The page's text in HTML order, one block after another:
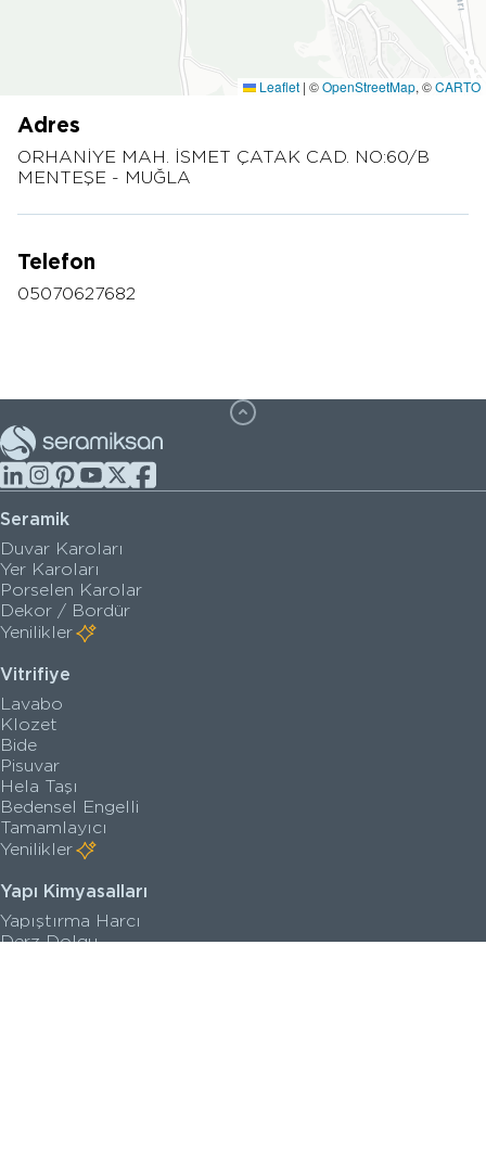
Adres
ORHANİYE MAH. İSMET ÇATAK CAD. NO:60/B
MENTEŞE - MUĞLA
Telefon
05070627682
Leaflet | ©OpenStreetMap, ©CARTO
Seramik
Duvar Karoları
Yer Karoları
Porselen Karolar
Dekor / Bordür
Yenilikler
Vitrifiye
Lavabo
Klozet
Bide
Pisuvar
Hela Taşı
Bedensel Engelli
Tamamlayıcı
Yenilikler
Yapı Kimyasalları
Yapıştırma Harcı
Derz Dolgu